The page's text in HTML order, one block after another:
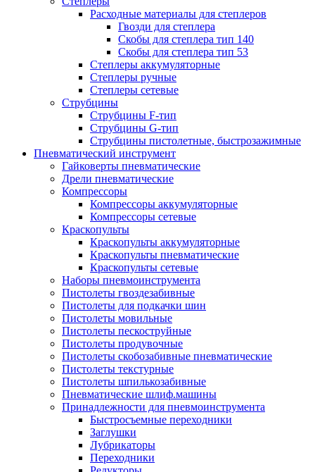
Расходные материалы для степлеров
Гвозди для степлера
Скобы для степлера тип 140
Скобы для степлера тип 53
Степлеры аккумуляторные
Степлеры ручные
Степлеры сетевые
Струбцины
Струбцины F-тип
Струбцины G-тип
Струбцины пистолетные, быстрозажимные
Пневматический инструмент
Гайковерты пневматические
Дрели пневматические
Компрессоры
Компрессоры аккумуляторные
Компрессоры сетевые
Краскопульты
Краскопульты аккумуляторные
Краскопульты пневматические
Краскопульты сетевые
Наборы пневмоинструмента
Пистолеты гвоздезабивные
Пистолеты для подкачки шин
Пистолеты мовильные
Пистолеты пескоструйные
Пистолеты продувочные
Пистолеты скобозабивные пневматические
Пистолеты текстурные
Пистолеты шпилькозабивные
Пневматические шлиф.машины
Принадлежности для пневмоинструмента
Быстросъемные переходники
Заглушки
Лубрикаторы
Переходники